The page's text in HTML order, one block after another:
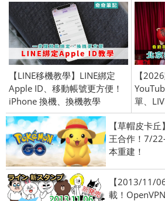
【LINE移機教學】LINE綁定
Apple ID、移動帳號更方便！
iPhone 換機、換機教學
【
單、
【草帽皮卡
王合作！7/
本重建！
【2013/11/
載！